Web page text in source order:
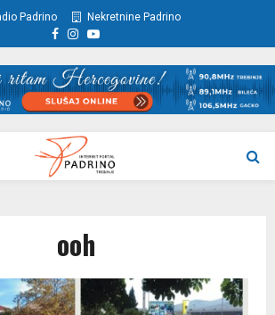
Padrino Nekretnine Padrino
Facebook
Instagram
Youtube
ooh